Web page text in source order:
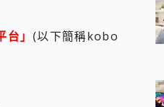
」 (以下簡稱kobo